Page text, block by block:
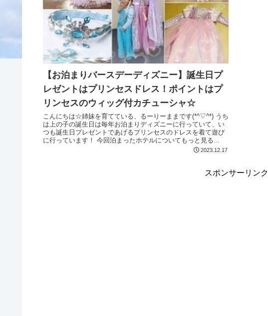
【お泊まりバースデーディズニー】誕生日プ
レゼントはプリンセスドレス！ポイントはプ
リンセスのウィッグ付カチューシャ☆
こんにちは☆姉妹を育てている、るーりーままです(*^▽^*) うち
は上の子の誕生日は毎年お泊まりディズニーに行っていて、い
つも誕生日プレゼントであげるプリンセスのドレスを着て遊び
に行っています！ 今回泊まったホテルについてもっと見る...
2023.12.17
スポンサーリンク